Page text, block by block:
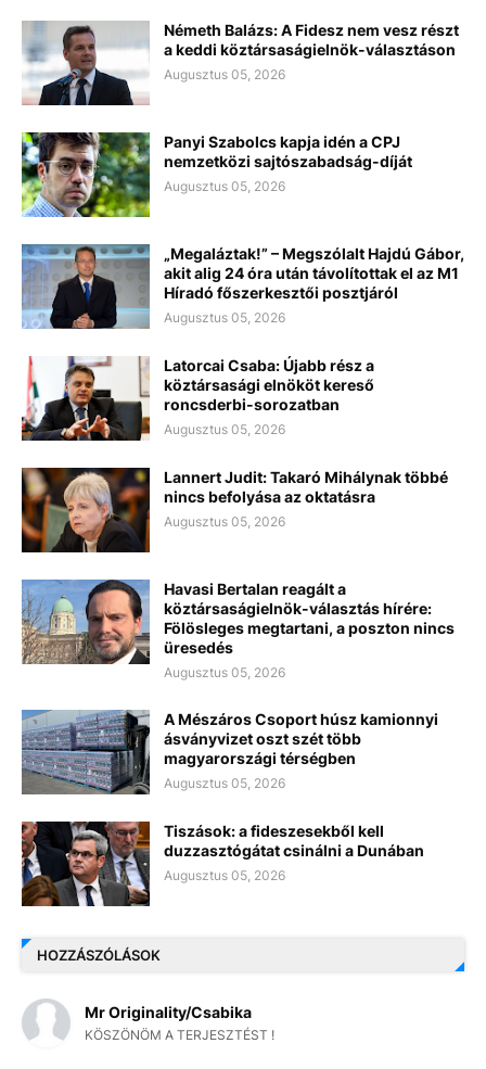
Németh Balázs: A Fidesz nem vesz részt
a keddi köztársaságielnök-választáson
Augusztus 05, 2026
Panyi Szabolcs kapja idén a CPJ
nemzetközi sajtószabadság-díját
Augusztus 05, 2026
„Megaláztak!” – Megszólalt Hajdú Gábor,
akit alig 24 óra után távolítottak el az M1
Híradó főszerkesztői posztjáról
Augusztus 05, 2026
Latorcai Csaba: Újabb rész a
köztársasági elnököt kereső
roncsderbi-sorozatban
Augusztus 05, 2026
Lannert Judit: Takaró Mihálynak többé
nincs befolyása az oktatásra
Augusztus 05, 2026
Havasi Bertalan reagált a
köztársaságielnök-választás hírére:
Fölösleges megtartani, a poszton nincs
üresedés
Augusztus 05, 2026
A Mészáros Csoport húsz kamionnyi
ásványvizet oszt szét több
magyarországi térségben
Augusztus 05, 2026
Tiszások: a fideszesekből kell
duzzasztógátat csinálni a Dunában
Augusztus 05, 2026
HOZZÁSZÓLÁSOK
Mr Originality/Csabika
KÖSZÖNÖM A TERJESZTÉST !